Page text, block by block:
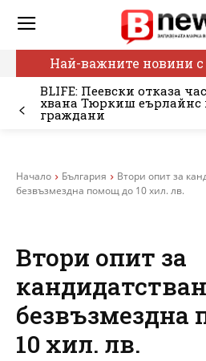
Най-важните новини с
BLIFE: Пеевски отказа
хвана Тюркиш еърлайнс
граждани
Начало България
Втори опит за
безвъзмездна помощ до 10 хил. лв.
Втори опит за
безвъзмездна
10 хил. лв.